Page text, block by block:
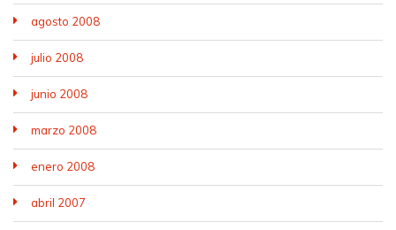
agosto 2008
julio 2008
junio 2008
marzo 2008
enero 2008
abril 2007